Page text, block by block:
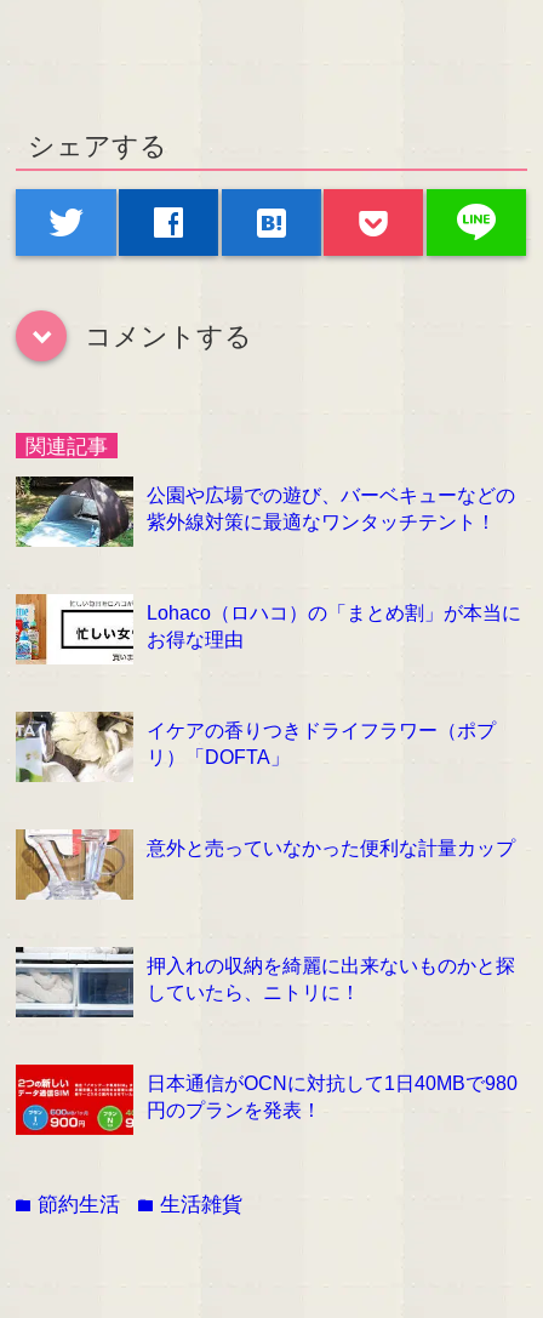
シェアする
twitter facebook hatenabookmark line
down コメントする
関連記事
公園や広場での遊び、バーベキューなどの
紫外線対策に最適なワンタッチテント！
Lohaco（ロハコ）の「まとめ割」が本当に
お得な理由
イケアの香りつきドライフラワー（ポプ
リ）「DOFTA」
意外と売っていなかった便利な計量カップ
押入れの収納を綺麗に出来ないものかと探
していたら、ニトリに！
日本通信がOCNに対抗して1日40MBで980
円のプランを発表！
folder節約生活 folder生活雑貨